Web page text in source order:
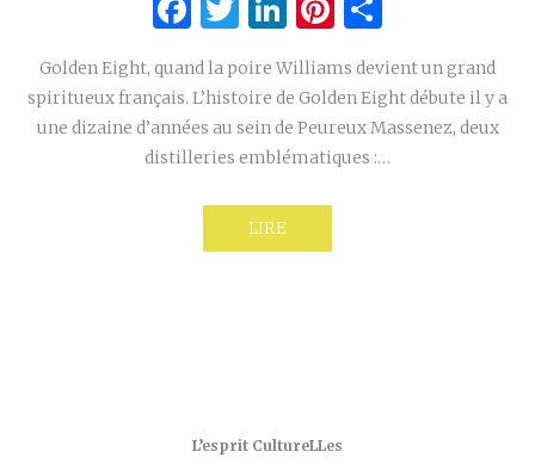
Golden Eight, quand la poire Williams devient un grand
spiritueux français. L’histoire de Golden Eight débute il y a
une dizaine d’années au sein de Peureux Massenez, deux
distilleries emblématiques :…
LIRE
L’esprit CultureLLes